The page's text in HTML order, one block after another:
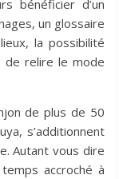
bénéficier d’un
un glossaire
la possibilité
de relire le mode
de plus de 50
s’additionnent
Autant vous dire
accroché à